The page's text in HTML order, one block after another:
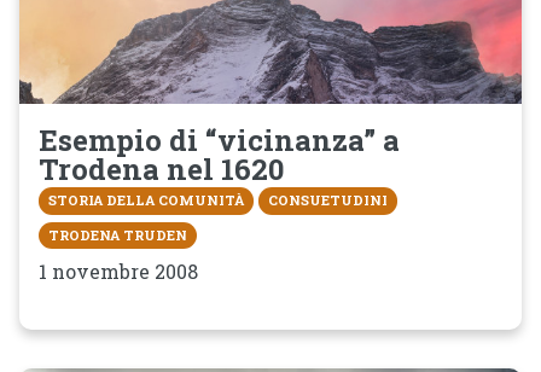
Esempio di “vicinanza” a
Trodena nel 1620
STORIA DELLA COMUNITÀ
CONSUETUDINI
TRODENA TRUDEN
1 novembre 2008